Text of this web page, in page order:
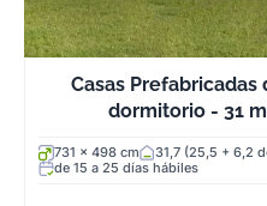
Casas Prefabricadas
dormitorio - 31
731 x 498 cm 31,7 (25,5 + 6,2
de 15 a 25 días hábiles